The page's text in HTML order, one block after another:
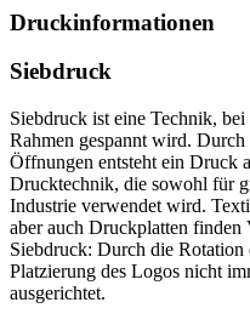
Druckinformationen
Siebdruck
Siebdruck ist eine Technik,
Rahmen gespannt wird.
Öffnungen entsteht ein Druck
Drucktechnik, die sowohl für
Industrie verwendet wird.
aber auch Druckplatten
Siebdruck: Durch die
Platzierung des Logos nicht
ausgerichtet.